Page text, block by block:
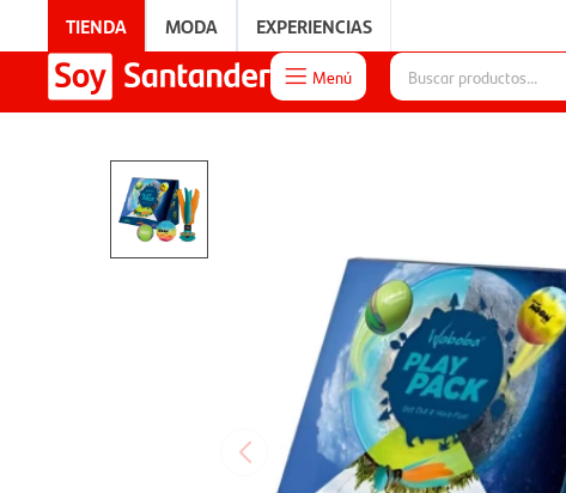
TIENDA MODA EXPERIENCIAS
 Menú